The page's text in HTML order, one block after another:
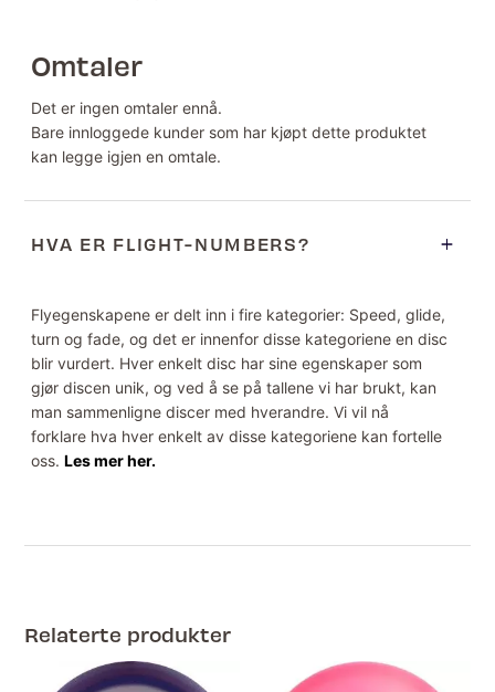
Omtaler
Det er ingen omtaler ennå.
Bare innloggede kunder som har kjøpt dette produktet
kan legge igjen en omtale.
HVA ER FLIGHT-NUMBERS?
Flyegenskapene er delt inn i fire kategorier: Speed, glide,
turn og fade, og det er innenfor disse kategoriene en disc
blir vurdert. Hver enkelt disc har sine egenskaper som
gjør discen unik, og ved å se på tallene vi har brukt, kan
man sammenligne discer med hverandre. Vi vil nå
forklare hva hver enkelt av disse kategoriene kan fortelle
oss.Les mer her.
Relaterte produkter